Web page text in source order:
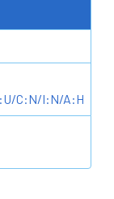
C:N/I:N/A:H